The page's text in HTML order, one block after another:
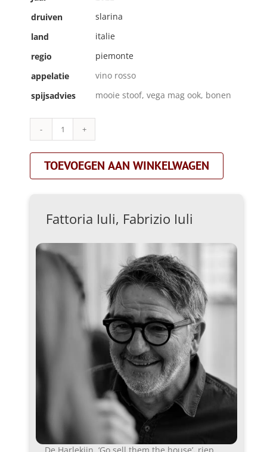
druiven
slarina
land
italie
regio
piemonte
appelatie
vino rosso
spijsadvies
mooie stoof, vega mag ook, bonen
Fattoria
Iuli,
Fabrizio
Iuli|la
rina|rood
TOEVOEGEN AAN WINKELWAGEN
Fattoria Iuli, Fabrizio Iuli